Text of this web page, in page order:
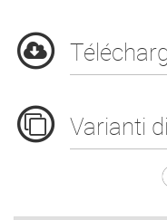
Varianti